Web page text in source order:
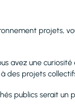
projets,
avez une
des projets
publics serait un